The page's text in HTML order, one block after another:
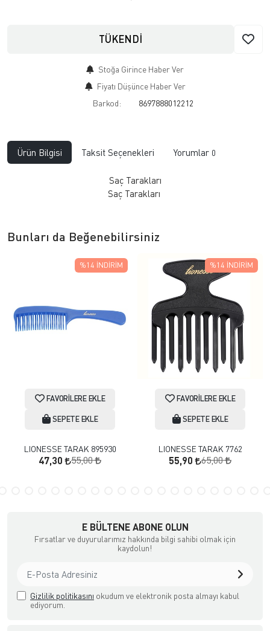
TÜKENDİ
Stoğa Girince Haber Ver
Fiyatı Düşünce Haber Ver
Barkod:
8697888012212
Ürün Bilgisi Taksit Seçenekleri Yorumlar 0
Saç Tarakları
​Saç Tarakları
Bunları da Beğenebilirsiniz
FAVORILERE EKLE
SEPETE EKLE
LIONESSE TARAK 895930
47,30 55,00
%14 İNDIRIM
FAVORILERE EKLE
SEPETE EKLE
LIONESSE TARAK 7762
55,90 65,00
%14 İNDIRIM
E BÜLTENE ABONE OLUN
Fırsatlar ve duyurularımız hakkında bilgi sahibi olmak için
kaydolun!
Gizlilik politikasını okudum ve elektronik posta almayı kabul
ediyorum.